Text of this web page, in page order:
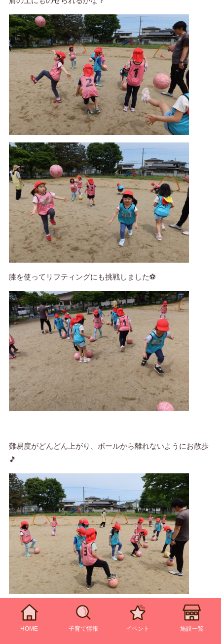
膝を使ってリフティングにも挑戦しました⚽
難易度がどんどん上がり、ボールから離れないようにお散歩
🎵
笛の合図が鳴ると、足の裏やおしり、おなか、おでこなど、
HOME 子育て情報 イベント 施設一覧